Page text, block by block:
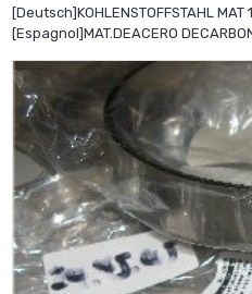
[Deutsch]KOHLENSTOFFSTAHL MAT
[Espagnol]MAT.DEACERO